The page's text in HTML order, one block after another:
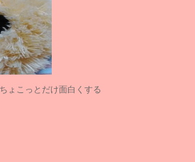
ょこっとだけ面白くする